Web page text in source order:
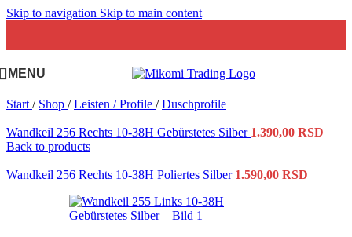
Skip to navigation Skip to main content
MENU
Start / Shop / Leisten / Profile / Duschprofile
Wandkeil 256 Rechts 10-38H Gebürstetes Silber 1.390,00 RSD
Back to products
Wandkeil 256 Rechts 10-38H Poliertes Silber 1.590,00 RSD